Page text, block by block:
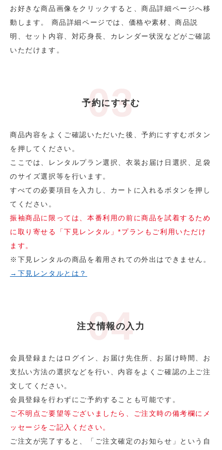
お好きな商品画像をクリックすると、商品詳細ページへ移
動します。 商品詳細ページでは、価格や素材、商品説
明、セット内容、対応身長、カレンダー状況などがご確認
いただけます。
予約にすすむ
商品内容をよくご確認いただいた後、予約にすすむボタン
を押してください。
ここでは、レンタルプラン選択、衣装お届け日選択、足袋
のサイズ選択等を行います。
すべての必要項目を入力し、カートに入れるボタンを押し
てください。
振袖商品に限っては、本番利用の前に商品を試着するため
に取り寄せる「下見レンタル」*プランもご利用いただけ
ます。
※下見レンタルの商品を着用されての外出はできません。
→下見レンタルとは？
注文情報の入力
会員登録またはログイン、お届け先住所、お届け時間、お
支払い方法の選択などを行い、内容をよくご確認の上ご注
文してください。
会員登録を行わずにご予約することも可能です。
ご不明点ご要望等ございましたら、ご注文時の備考欄にメ
ッセージをご記入ください。
ご注文が完了すると、「ご注文確定のお知らせ」という自